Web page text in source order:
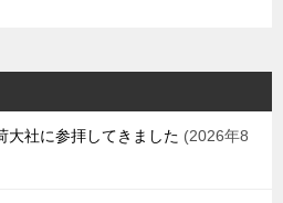
大社に参拝してきました
2026年8